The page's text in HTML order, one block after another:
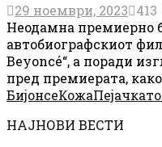
29 ноември, 2023 413
Неодамна премиерно
автобиографскиот
Beyoncé“, а поради
пред премиерата,
БијонсеКожаПејачка
НАЈНОВИ ВЕСТИ